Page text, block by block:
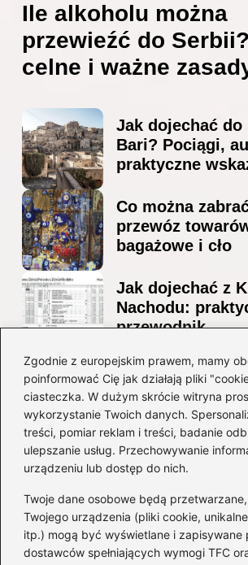
Zgodnie z europejskim prawem, mamy
poinformować Cię jak działają pliki
ciasteczka. W dużym skrócie witryna
wykorzystanie Twoich danych.
treści, pomiar reklam i treści, badanie
ulepszanie usług. Przechowywanie
urządzeniu lub dostęp do nich.
Twoje dane osobowe będą
Twojego urządzenia (pliki cookie,
itp.) mogą być wyświetlane i zapisywane
dostawców spełniających wymogi TFC
Ile alkoholu można
przewieźć do
celne i ważne
Jak dojechać do
Bari? Pociągi,
praktyczne
Co można
przewóz
bagażowe i cło
Jak dojechać z
Nachodu:
przewodnik
Ile alkoholu
przewieźć z
Przewodnik po
ograniczeniach
Kategorie
Ciekawostki(8)
Kultura i tradycje(10)
Loty(238)